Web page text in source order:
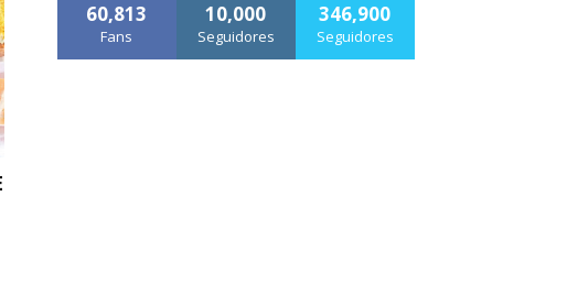
60,813
Fans
10,000
Seguidores
346,900
Seguidores